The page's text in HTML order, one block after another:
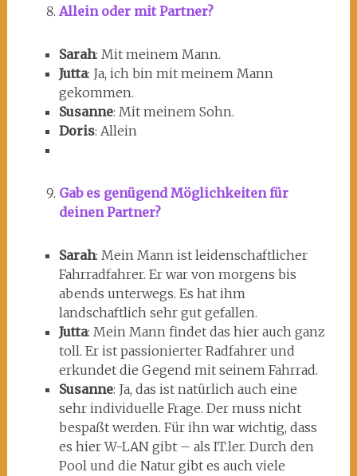
Allein oder mit Partner?
Sarah: Mit meinem Mann.
Jutta: Ja, ich bin mit meinem Mann
gekommen.
Susanne: Mit meinem Sohn.
Doris: Allein
Gab es genügend Möglichkeiten für
deinen Partner?
Sarah: Mein Mann ist leidenschaftlicher
Fahrradfahrer. Er war von morgens bis
abends unterwegs. Es hat ihm
landschaftlich sehr gut gefallen.
Jutta: Mein Mann findet das hier auch ganz
toll. Er ist passionierter Radfahrer und
erkundet die Gegend mit seinem Fahrrad.
Susanne: Ja, das ist natürlich auch eine
sehr individuelle Frage. Der muss nicht
bespaßt werden. Für ihn war wichtig, dass
es hier W-LAN gibt – als IT.ler. Durch den
Pool und die Natur gibt es auch viele